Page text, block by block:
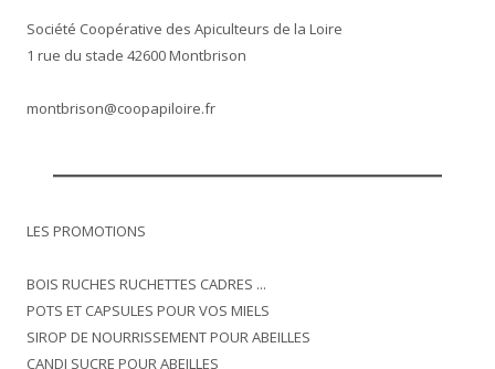
Société Coopérative des Apiculteurs de la Loire
1 rue du stade 42600 Montbrison
montbrison@coopapiloire.fr
LES PROMOTIONS
BOIS RUCHES RUCHETTES CADRES ...
POTS ET CAPSULES POUR VOS MIELS
SIROP DE NOURRISSEMENT POUR ABEILLES
CANDI SUCRE POUR ABEILLES